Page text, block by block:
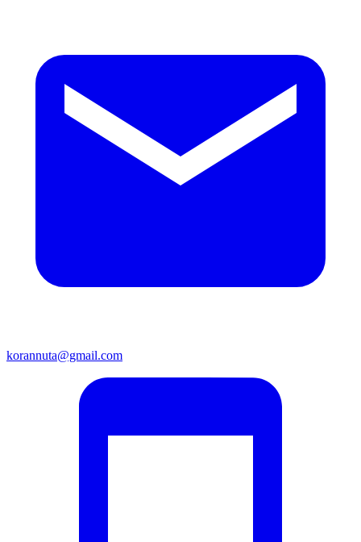
korannuta@gmail.com